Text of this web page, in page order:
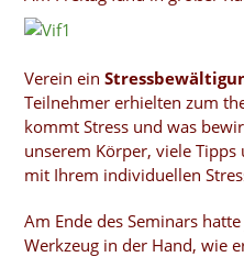
Verein ein
Teilnehmer erhielten zum
kommt Stress und was
unserem Körper, viele
mit Ihrem individuellen
Am Ende des Seminars
Werkzeug in der Hand, wie